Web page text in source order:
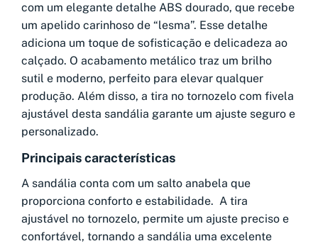
com um elegante detalhe ABS dourado, que recebe
um apelido carinhoso de “lesma”. Esse detalhe
adiciona um toque de sofisticação e delicadeza ao
calçado. O acabamento metálico traz um brilho
sutil e moderno, perfeito para elevar qualquer
produção. Além disso, a tira no tornozelo com fivela
ajustável desta sandália garante um ajuste seguro e
personalizado.
Principais características
A sandália conta com um salto anabela que
proporciona conforto e estabilidade. A tira
ajustável no tornozelo, permite um ajuste preciso e
confortável, tornando a sandália uma excelente